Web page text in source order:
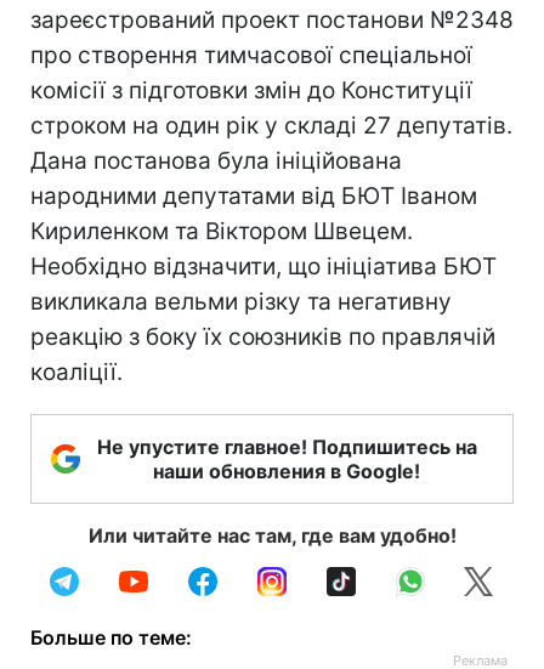
зареєстрований проект постанови №2348
про створення тимчасової спеціальної
комісії з підготовки змін до Конституції
строком на один рік у складі 27 депутатів.
Дана постанова була ініційована
народними депутатами від БЮТ Іваном
Кириленком та Віктором Швецем.
Необхідно відзначити, що ініціатива БЮТ
викликала вельми різку та негативну
реакцію з боку їх союзників по правлячій
коаліції.
Не упустите главное! Подпишитесь на
наши обновления в Google!
Или читайте нас там, где вам удобно!
Больше по теме: